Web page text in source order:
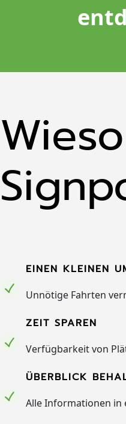
EINEN KLEINEN
Unnötige Fahrten
ZEIT SPAREN
Verfügbarkeit von
ÜBERBLICK
Alle Informationen in